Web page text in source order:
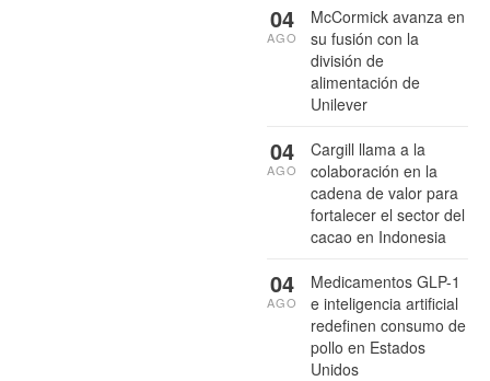
McCormick avanza en
su fusión con la
división de
alimentación de
Unilever
04
AGO
Cargill llama a la
colaboración en la
cadena de valor para
fortalecer el sector del
cacao en Indonesia
04
AGO
Medicamentos GLP-1
e inteligencia artificial
redefinen consumo de
pollo en Estados
Unidos
04
AGO